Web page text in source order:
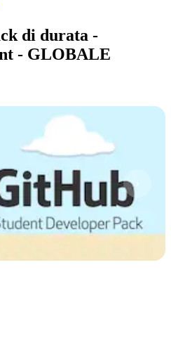
di durata -
- GLOBALE